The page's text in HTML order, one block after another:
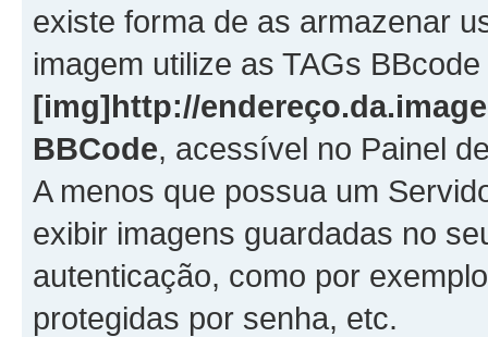
existe forma de as armazenar
imagem utilize as TAGs BBcode
[img]http://
BBCode, acessível no Painel
A menos que possua um
exibir imagens guardadas no
autenticação, como por
protegidas por senha, etc.